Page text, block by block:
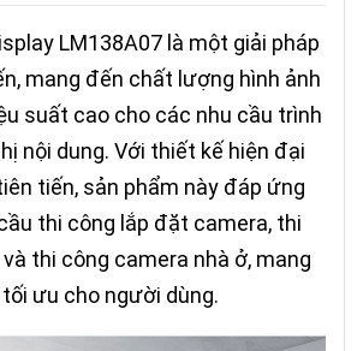
LM138A07 là một giải pháp
mang đến chất lượng hình ảnh
suất cao cho các nhu cầu trình
nội dung. Với thiết kế hiện đại
tiến, sản phẩm này đáp ứng
thi công lắp đặt camera, thi
thi công camera nhà ở, mang
ưu cho người dùng.